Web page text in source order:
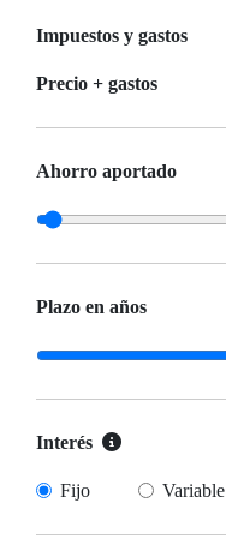
Impuestos y gastos
Precio + gastos
Ahorro aportado
Plazo en años
Interés
Fijo Variable